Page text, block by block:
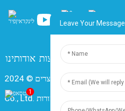
אודותינו שאלות נפוצות
זכויות יוצרים © 2024 Shanghai Dingzun Electric & Cable
Co., Ltd. כל הזכויות שמורות
1
Leave Your Message